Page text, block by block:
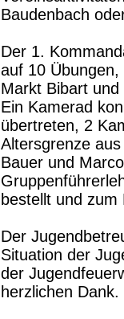
Baudenbach
Der 1.
auf 10
Markt Bibart
Ein Kamerad
übertreten, 2
Altersgrenze
Bauer und
bestellt und
Der
Situation der
der
herzlichen Dank.